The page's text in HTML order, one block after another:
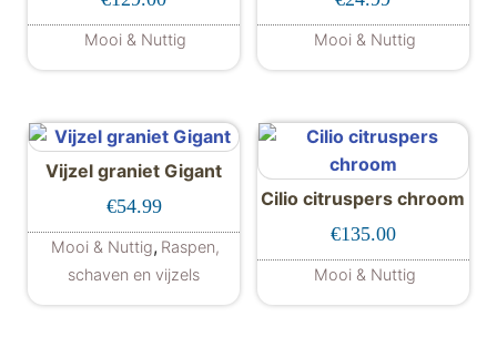
Mooi & Nuttig Mooi & Nuttig
Dit product
Vijzel graniet Gigant
€54.99
Mooi & Nuttig, Raspen,
schaven en vijzels
Cilio citruspers chroom
€135.00
Mooi & Nuttig